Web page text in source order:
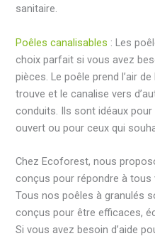
sanitaire.
Poêles canalisables : Les
choix parfait si vous avez
pièces. Le poêle prend l’air
trouve et le canalise vers
conduits. Ils sont idéaux
ouvert ou pour ceux qui
Chez Ecoforest, nous
conçus pour répondre à
Tous nos poêles à granulés
conçus pour être efficaces,
Si vous avez besoin d’aide